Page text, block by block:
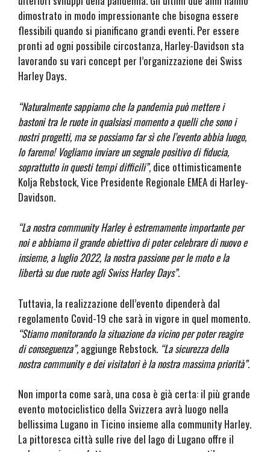
dimostrato in modo impressionante che bisogna essere
flessibili quando si pianificano grandi eventi. Per essere
pronti ad ogni possibile circostanza, Harley-Davidson sta
lavorando su vari concept per l’organizzazione dei Swiss
Harley Days.
“Naturalmente sappiamo che la pandemia può mettere i
bastoni tra le ruote in qualsiasi momento a quelli che sono i
nostri progetti, ma se possiamo far sì che l’evento abbia luogo,
lo faremo! Vogliamo inviare un segnale positivo di fiducia,
soprattutto in questi tempi difficili”, dice ottimisticamente
Kolja Rebstock, Vice Presidente Regionale EMEA di Harley-
Davidson.
“La nostra community Harley è estremamente importante per
noi e abbiamo il grande obiettivo di poter celebrare di nuovo e
insieme, a luglio 2022, la nostra passione per le moto e la
libertà su due ruote agli Swiss Harley Days”.
Tuttavia, la realizzazione dell’evento dipenderà dal
regolamento Covid-19 che sarà in vigore in quel momento.
“Stiamo monitorando la situazione da vicino per poter reagire
di conseguenza”, aggiunge Rebstock. “La sicurezza della
nostra community e dei visitatori è la nostra massima priorità”.
Non importa come sarà, una cosa è già certa: il più grande
evento motociclistico della Svizzera avrà luogo nella
bellissima Lugano in Ticino insieme alla community Harley.
La pittoresca città sulle rive del lago di Lugano offre il